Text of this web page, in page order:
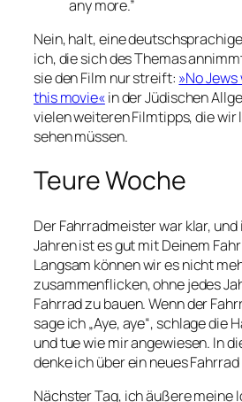
any more.”
Nein, halt, eine
ich, die sich des Themas
sie den Film nur streift: »No
this movie«in derJüdischen
vielen weiteren Filmtipps, die
sehen müssen.
Teure Woche
Der Fahrradmeister war klar,
Jahren ist es gut mit Deinem
Langsam können wir es nicht
zusammenflicken, ohne jedes
Fahrrad zu bauen. Wenn der
sage ich„Aye, aye“, schlage die
und tue wie mir angewiesen. In
denke ich über ein neues
Nächster Tag, ich äußere meine